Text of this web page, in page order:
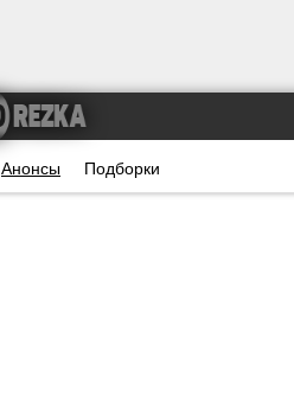
Анонсы Подборки